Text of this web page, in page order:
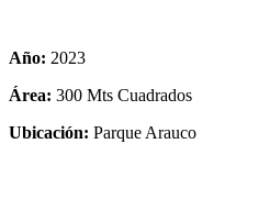
Año: 2023
Área: 300 Mts Cuadrados
Ubicación: Parque Arauco